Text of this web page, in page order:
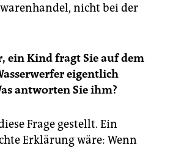
nicht bei der
ein Kind fragt Sie auf dem
eigentlich
antworten Sie ihm?
Frage gestellt. Ein
Erklärung wäre: Wenn